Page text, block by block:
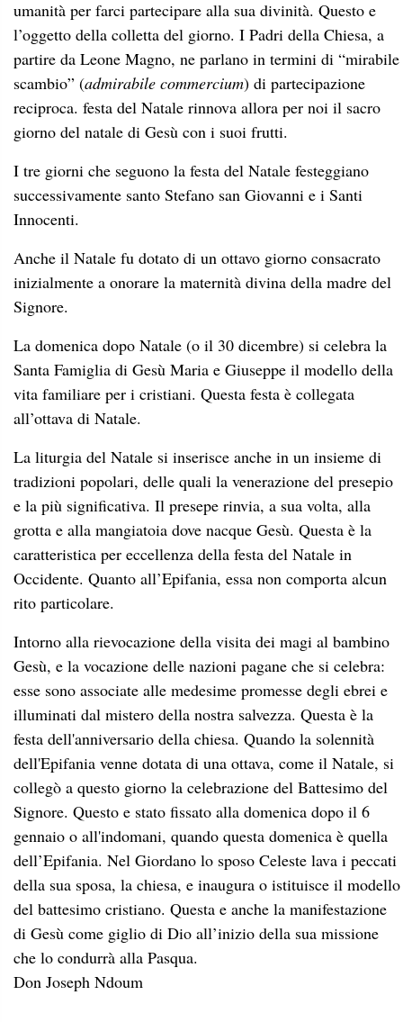
umanità per farci partecipare alla sua divinità. Questo e
l’oggetto della colletta del giorno. I Padri della Chiesa, a
partire da Leone Magno, ne parlano in termini di “mirabile
scambio” (admirabile commercium) di partecipazione
reciproca. festa del Natale rinnova allora per noi il sacro
giorno del natale di Gesù con i suoi frutti.
I tre giorni che seguono la festa del Natale festeggiano
successivamente santo Stefano san Giovanni e i Santi
Innocenti.
Anche il Natale fu dotato di un ottavo giorno consacrato
inizialmente a onorare la maternità divina della madre del
Signore.
La domenica dopo Natale (o il 30 dicembre) si celebra la
Santa Famiglia di Gesù Maria e Giuseppe il modello della
vita familiare per i cristiani. Questa festa è collegata
all’ottava di Natale.
La liturgia del Natale si inserisce anche in un insieme di
tradizioni popolari, delle quali la venerazione del presepio
e la più significativa. Il presepe rinvia, a sua volta, alla
grotta e alla mangiatoia dove nacque Gesù. Questa è la
caratteristica per eccellenza della festa del Natale in
Occidente. Quanto all’Epifania, essa non comporta alcun
rito particolare.
Intorno alla rievocazione della visita dei magi al bambino
Gesù, e la vocazione delle nazioni pagane che si celebra:
esse sono associate alle medesime promesse degli ebrei e
illuminati dal mistero della nostra salvezza. Questa è la
festa dell'anniversario della chiesa. Quando la solennità
dell'Epifania venne dotata di una ottava, come il Natale, si
collegò a questo giorno la celebrazione del Battesimo del
Signore. Questo e stato fissato alla domenica dopo il 6
gennaio o all'indomani, quando questa domenica è quella
dell’Epifania. Nel Giordano lo sposo Celeste lava i peccati
della sua sposa, la chiesa, e inaugura o istituisce il modello
del battesimo cristiano. Questa e anche la manifestazione
di Gesù come giglio di Dio all’inizio della sua missione
che lo condurrà alla Pasqua.
Don Joseph Ndoum